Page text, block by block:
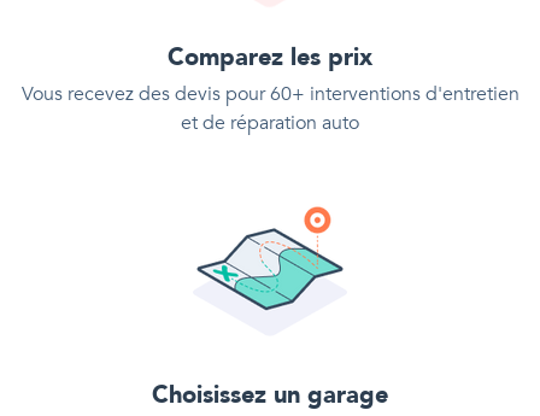
Comparez les prix
Vous recevez des devis pour 60+ interventions d'entretien
et de réparation auto
Choisissez un garage